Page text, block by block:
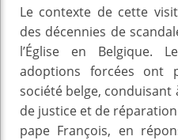
Le contexte de cette
des décennies de
l’Église en Belgique.
adoptions forcées ont
société belge,
de justice et de
pape François, en